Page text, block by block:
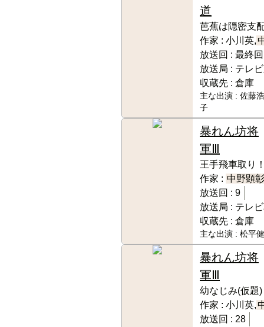
道
芭蕉は隠密支
作家 : 小川英,
放送回 : 最終回
放送局 : テレ
収蔵先 : 倉庫
主な出演 : 佐藤
子
暴れん坊将
軍Ⅲ
王手飛車取り
作家 : 中野顕彰
放送回 : 9
放送局 : テレ
収蔵先 : 倉庫
主な出演 : 松平
暴れん坊将
軍Ⅲ
幼なじみ(仮題)
作家 : 小川英,
放送回 : 28